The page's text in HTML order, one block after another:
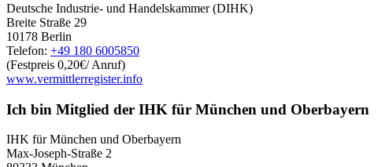
Deutsche Industrie- und Handelskammer (DIHK)
Breite Straße 29
10178 Berlin
Telefon: +49 180 6005850
(Festpreis 0,20€/ Anruf)
www.vermittlerregister.info
Ich bin Mitglied der IHK für München und Oberbayern
IHK für München und Oberbayern
Max-Joseph-Straße 2